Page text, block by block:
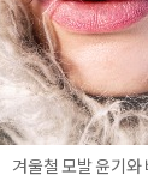
겨울철 모발 윤기와